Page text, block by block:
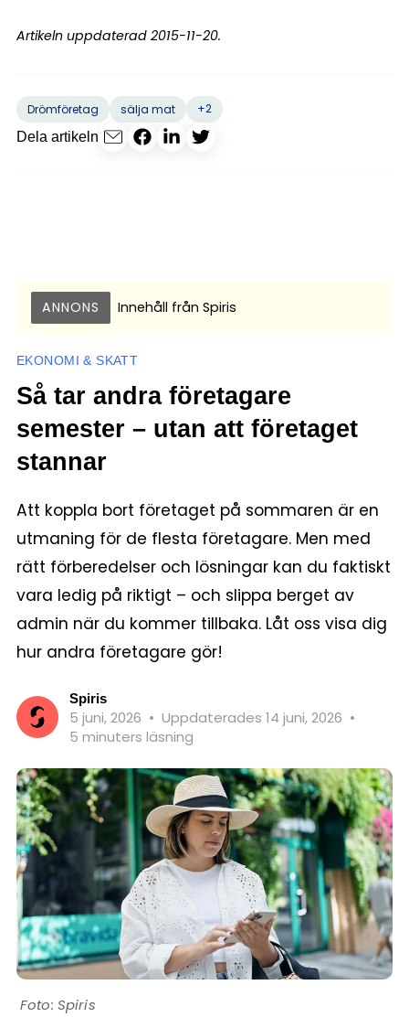
Artikeln uppdaterad 2015-11-20.
Drömföretag sälja mat
+2
Dela artikeln
ANNONS Innehåll från Spiris
EKONOMI & SKATT
Så tar andra företagare
semester – utan att företaget
stannar
Att koppla bort företaget på sommaren är en
utmaning för de flesta företagare. Men med
rätt förberedelser och lösningar kan du faktiskt
vara ledig på riktigt – och slippa berget av
admin när du kommer tillbaka. Låt oss visa dig
hur andra företagare gör!
Spiris
5 juni, 2026 • Uppdaterades 14 juni, 2026 •
5 minuters läsning
Spiris